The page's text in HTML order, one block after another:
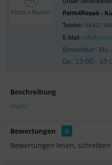
Parts4Repair -
Telefon: 04422
E-Mail:
Erreichbar:
Do. 13:00 -
Beschreibung
mehr
Bewertungen
0
Bewertungen lesen,